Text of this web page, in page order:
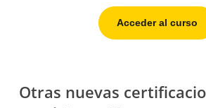
Acceder al curso
Otras nuevas